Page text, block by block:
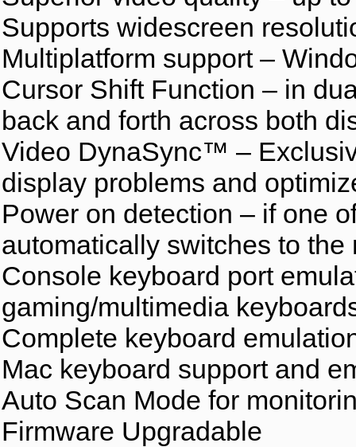
Supports widescreen
Multiplatform support –
Cursor Shift Function – in
back and forth across both
Video DynaSync™ –
display problems and
Power on detection – if one
automatically switches to
Console keyboard port
gaming/multimedia
Complete keyboard
Mac keyboard support and
Auto Scan Mode for
Firmware Upgradable